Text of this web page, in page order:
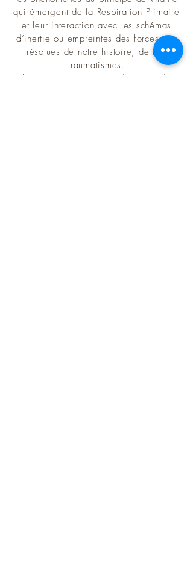
qui émergent de la Respiration Primaire
et leur interaction avec les schémas
d’inertie ou empreintes des forces non
résolues de notre histoire, de nos
traumatismes.
la capacité à instaurer des états de